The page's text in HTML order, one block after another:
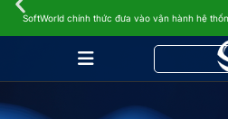
SoftWorld chính thức đưa vào vận hành hệ
TIN TỨC